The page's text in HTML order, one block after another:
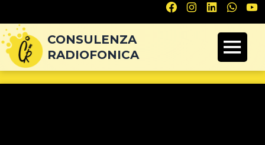
CONSULENZA
RADIOFONICA